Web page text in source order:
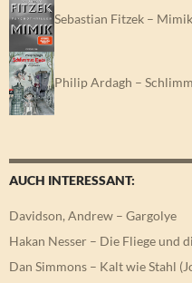
Sebastian Fitzek – Mimik
Philip Ardagh –
AUCH INTERESSANT:
Davidson, Andrew – Gargolye
Hakan Nesser – Die Fliege und
Dan Simmons – Kalt wie Stahl